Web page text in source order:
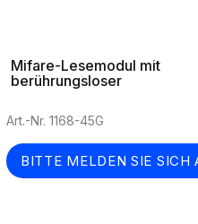
Mifare-Lesemodul mit
berührungsloser
Art.-Nr. 1168-45G
BITTE MELDEN SIE SICH